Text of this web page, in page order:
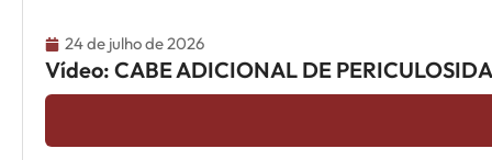
24 de julho de 2026
Vídeo: CABE ADICIONAL DE